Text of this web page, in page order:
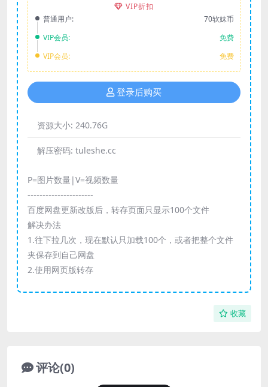
VIP折扣
普通用户:
70软妹币
VIP会员:
免费
VIP会员:
免费
登录后购买
资源大小: 240.76G
解压密码: tuleshe.cc
P=图片数量|V=视频数量
----------------------
百度网盘更新改版后，转存页面只显示100个文件
解决办法
1.往下拉几次，现在默认只加载100个，或者把整个文件
夹保存到自己网盘
2.使用网页版转存
收藏
评论(0)